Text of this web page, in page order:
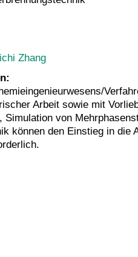
Zhang
Arbeit sowie mit
Simulation von
können den Einstieg in die